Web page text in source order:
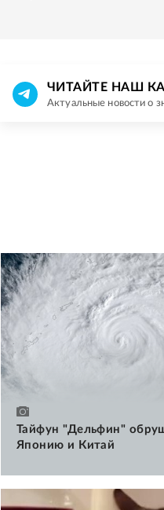
ЧИТАЙТЕ НАШ
Актуальные новости о
Тайфун "Дельфин"
Японию и Китай